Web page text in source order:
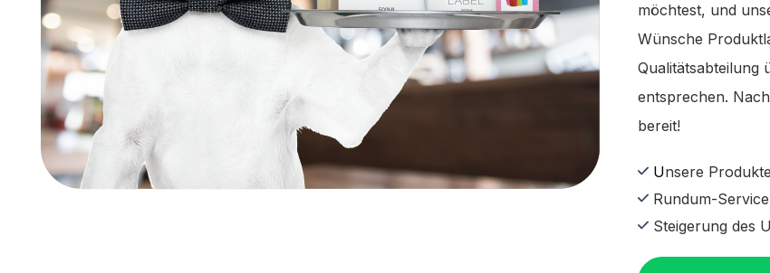
möchtest, und
Wünsche
Qualitätsabteilung
entsprechen.
bereit!
Unsere
Rundum-Service
Steigerung des